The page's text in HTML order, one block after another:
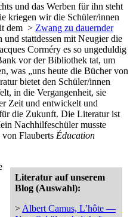
und das Werben für ihn steht
kriegen wir die Schüler/innen
dem > Zwang zu dauernder
und stattdessen mit Neugier die
Corméry es so ungeduldig
vor der Bibliothek tat, um
was „uns heute die Bücher von
bietet den Schüler/innen
in die Vergangenheit, sie
Zeit und entwickelt und
die Zukunft. Die Literatur ist
Nachhilfeschüler musste
Flauberts Éducation
Literatur auf unserem
Blog (Auswahl):
> Albert Camus, L’hôte —